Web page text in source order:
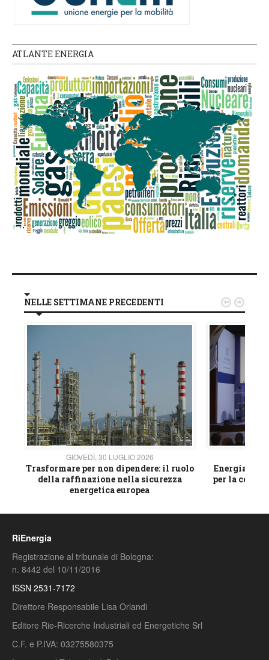
ATLANTE ENERGIA
NELLE SETTIMANE PRECEDENTI
GIOVEDÌ, 30 LUGLIO 2026
Trasformare per non dipendere: il ruolo
della raffinazione nella sicurezza
energetica europea
Energia e
per la
 
RiEnergia
Registrazione al tribunale di Bologna:
n. 8442 del 10/11/2016
ISSN 2531-7172
Direttore Responsabile Lisa Orlandi
Editore Rie-Ricerche Industriali ed Energetiche Srl
C.F. e P.IVA: 03275580375